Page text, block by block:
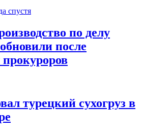
спустя
по делу
после
турецкий сухогруз в